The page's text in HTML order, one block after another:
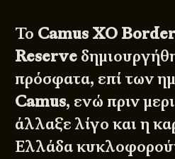
Το Camus XO
Reserve
πρόσφατα, επί των
Camus, ενώ πριν
άλλαξε λίγο και η
Ελλάδα